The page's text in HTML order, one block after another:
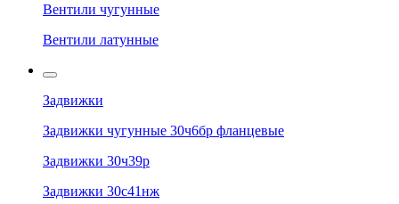
Вентили чугунные
Вентили латунные
Задвижки
Задвижки чугунные 30ч6бр фланцевые
Задвижки 30ч39р
Задвижки 30с41нж